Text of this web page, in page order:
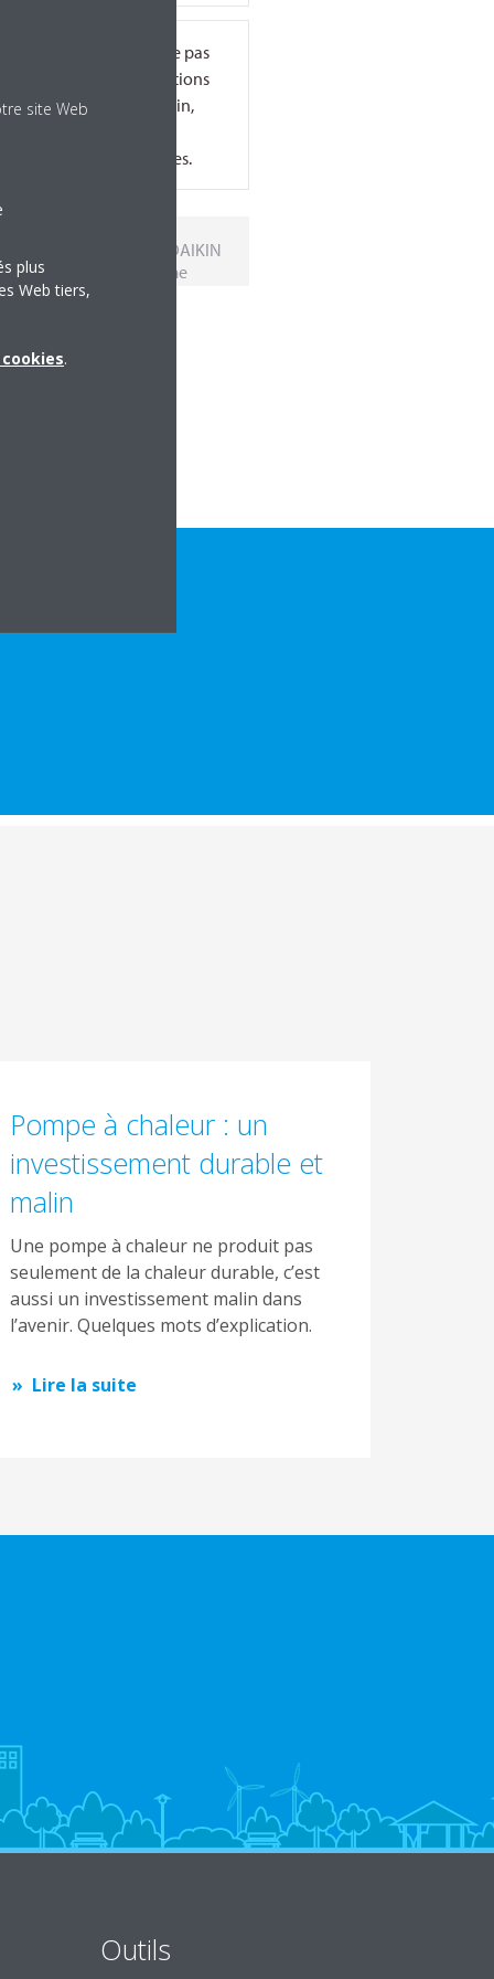
Pompe à chaleur : un
investissement durable et
malin
Une pompe à chaleur ne produit pas
seulement de la chaleur durable, c’est
aussi un investissement malin dans
l’avenir. Quelques mots d’explication.
Lire la suite
Outils
site Web
plus
Web tiers,
.